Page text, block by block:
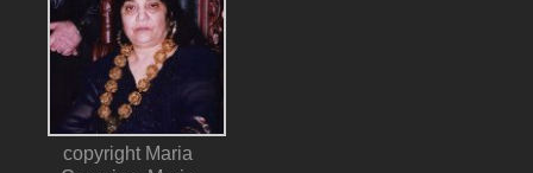
copyright Maria